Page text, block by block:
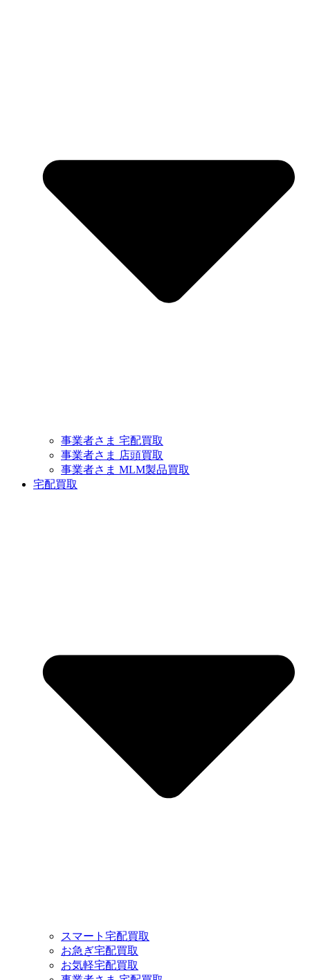
事業者さま 宅配買取
事業者さま 店頭買取
事業者さま MLM製品買取
宅配買取
スマート宅配買取
お急ぎ宅配買取
お気軽宅配買取